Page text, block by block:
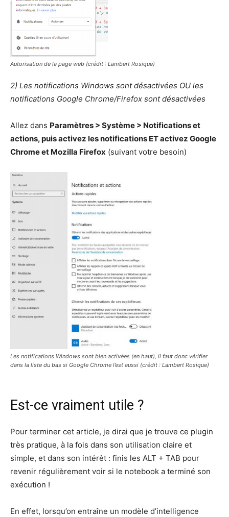
Autorisation de la page web (crédit : Lambert Rosique)
2) Les notifications Windows sont désactivées OU les
notifications Google Chrome/Firefox sont désactivées
Allez dans Paramètres > Système > Notifications et
actions, puis activez les notifications ET activez Google
Chrome et Mozilla Firefox (suivant votre besoin)
Les notifications Windows sont bien activées (en haut), il faut donc vérifier
dans la liste du bas si Google Chrome l’est aussi (crédit : Lambert Rosique)
Est-ce vraiment utile ?
Pour terminer cet article, je dirai que je trouve ce plugin
très pratique, à la fois dans son utilisation claire et
simple, et dans son intérêt : finis les ALT + TAB pour
revenir régulièrement voir si le notebook a terminé son
exécution !
En effet, lorsqu’on entraîne un modèle d’intelligence